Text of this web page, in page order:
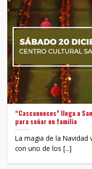
“Cascanueces” llega a
para soñar en familia
La magia de la Navidad
con uno de los [...]